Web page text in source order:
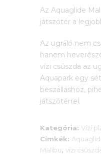
Az Aquaglide
játszótér a
Az ugráló nem
hanem
vízi csúszda az
Aquapark egy
beszálláshoz,
játszótérrel.
Kategória: Vízi
Címkék:
Malibu, vízi